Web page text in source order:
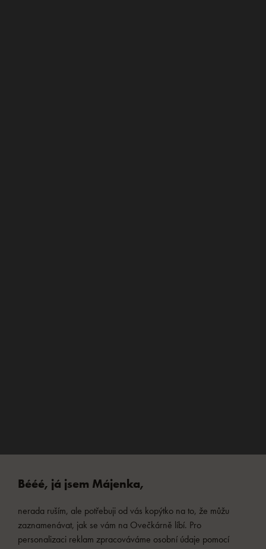
Bééé, já jsem Májenka,
nerada ruším, ale potřebuji od vás kopýtko na to, že můžu
zaznamenávat, jak se vám na Ovečkárně líbí. Pro
personalizaci reklam zpracováváme osobní údaje pomocí